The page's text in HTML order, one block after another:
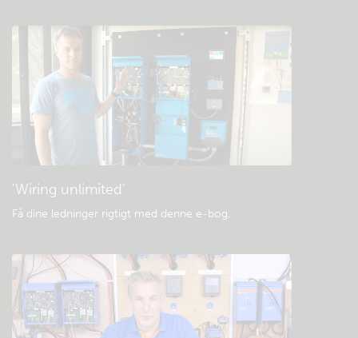
Tjek fællesskabets videnbase
Generelle downloads og dokumentation
'Wiring unlimited'
Få dine ledninger rigtigt med denne e-bog.